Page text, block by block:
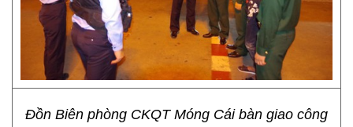
Đồn Biên phòng CKQT Móng Cái bàn giao công